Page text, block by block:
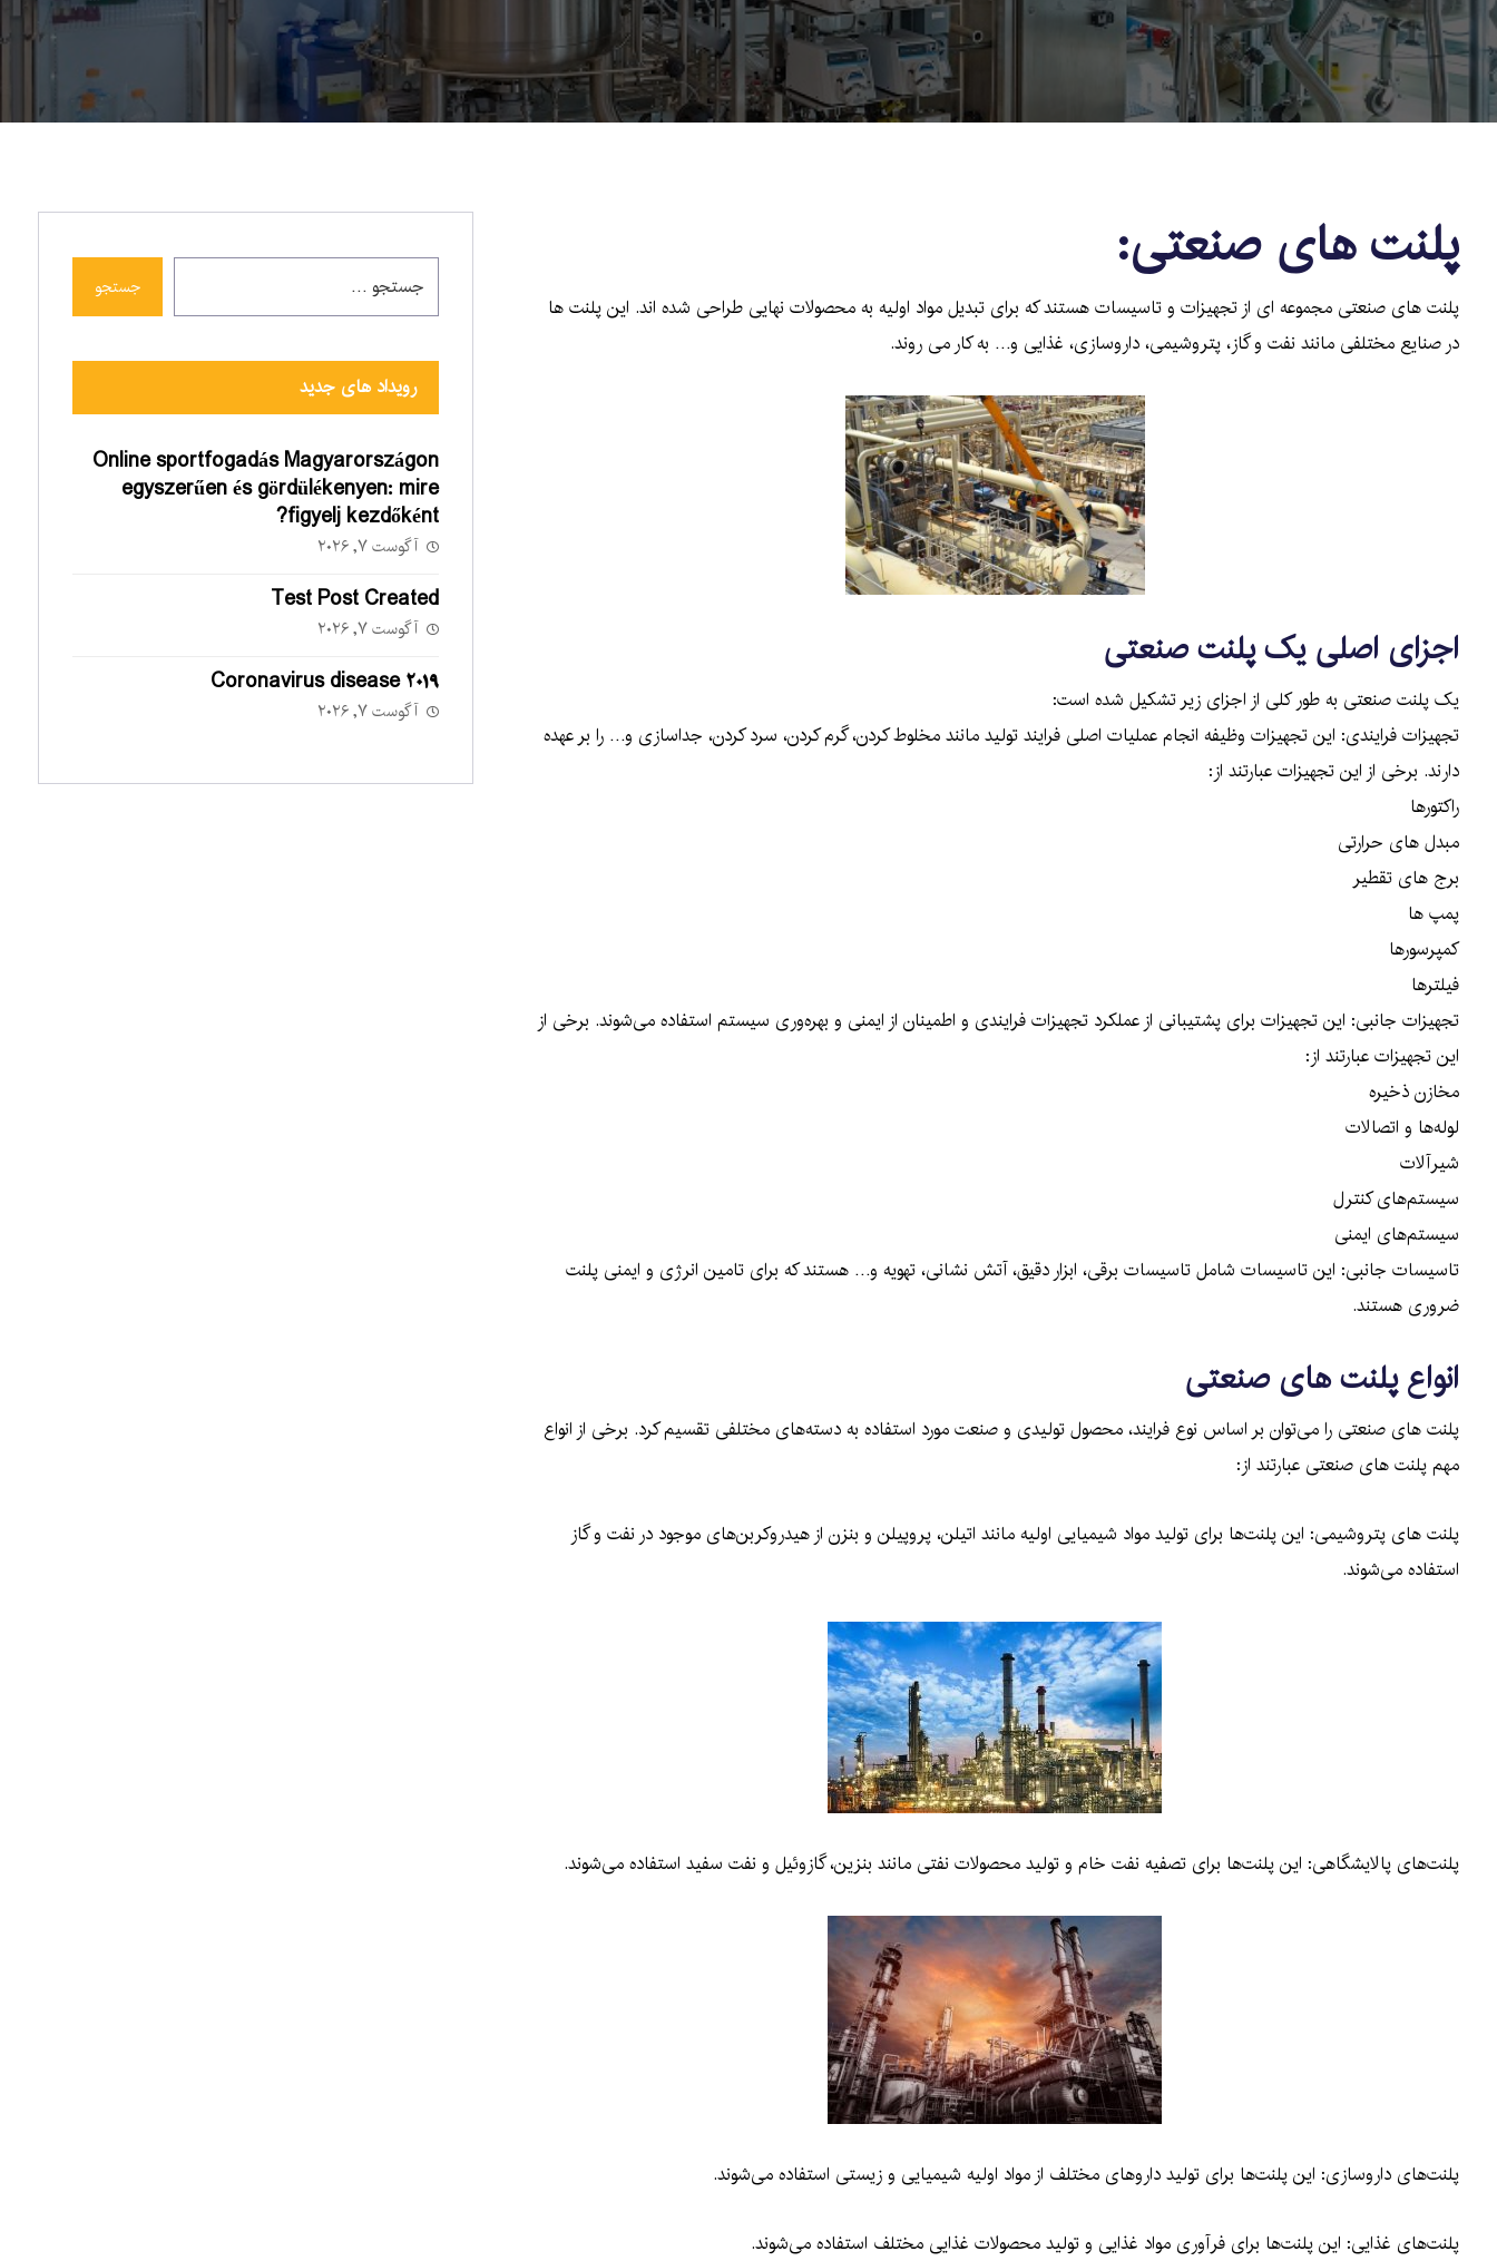
پلنت های صنعتی:
پلنت های صنعتی مجموعه ای از تجهیزات و تاسیسات هستند که برای تبدیل مواد اولیه به محصولات نهایی طراحی شده اند. این پلنت ها
در صنایع مختلفی مانند نفت و گاز، پتروشیمی، داروسازی، غذایی و… به کار می روند.
اجزای اصلی یک پلنت صنعتی
یک پلنت صنعتی به طور کلی از اجزای زیر تشکیل شده است:
تجهیزات فرایندی: این تجهیزات وظیفه انجام عملیات اصلی فرایند تولید مانند مخلوط کردن، گرم کردن، سرد کردن، جداسازی و… را بر عهده
دارند. برخی از این تجهیزات عبارتند از:
راکتورها
مبدل های حرارتی
برج های تقطیر
پمپ ها
کمپرسورها
فیلترها
تجهیزات جانبی: این تجهیزات برای پشتیبانی از عملکرد تجهیزات فرایندی و اطمینان از ایمنی و بهره‌وری سیستم استفاده می‌شوند. برخی از
این تجهیزات عبارتند از:
مخازن ذخیره
لوله‌ها و اتصالات
شیرآلات
سیستم‌های کنترل
سیستم‌های ایمنی
تاسیسات جانبی: این تاسیسات شامل تاسیسات برقی، ابزار دقیق، آتش نشانی، تهویه و… هستند که برای تامین انرژی و ایمنی پلنت
ضروری هستند.
انواع پلنت های صنعتی
پلنت های صنعتی را می‌توان بر اساس نوع فرایند، محصول تولیدی و صنعت مورد استفاده به دسته‌های مختلفی تقسیم کرد. برخی از انواع
مهم پلنت های صنعتی عبارتند از:
پلنت های پتروشیمی: این پلنت‌ها برای تولید مواد شیمیایی اولیه مانند اتیلن، پروپیلن و بنزن از هیدروکربن‌های موجود در نفت و گاز
استفاده می‌شوند.
پلنت‌های پالایشگاهی: این پلنت‌ها برای تصفیه نفت خام و تولید محصولات نفتی مانند بنزین، گازوئیل و نفت سفید استفاده می‌شوند.
پلنت‌های داروسازی: این پلنت‌ها برای تولید داروهای مختلف از مواد اولیه شیمیایی و زیستی استفاده می‌شوند.
پلنت‌های غذایی: این پلنت‌ها برای فرآوری مواد غذایی و تولید محصولات غذایی مختلف استفاده می‌شوند.
جستجو
رویداد های جدید
Online sportfogadás Magyarországon
egyszerűen és gördülékenyen: mire
figyelj kezdőként?
آگوست ۷, ۲۰۲۶
Test Post Created
آگوست ۷, ۲۰۲۶
Coronavirus disease 2019
آگوست ۷, ۲۰۲۶